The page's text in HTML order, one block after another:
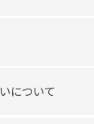
について